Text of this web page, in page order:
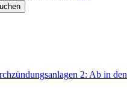
2: Ab in